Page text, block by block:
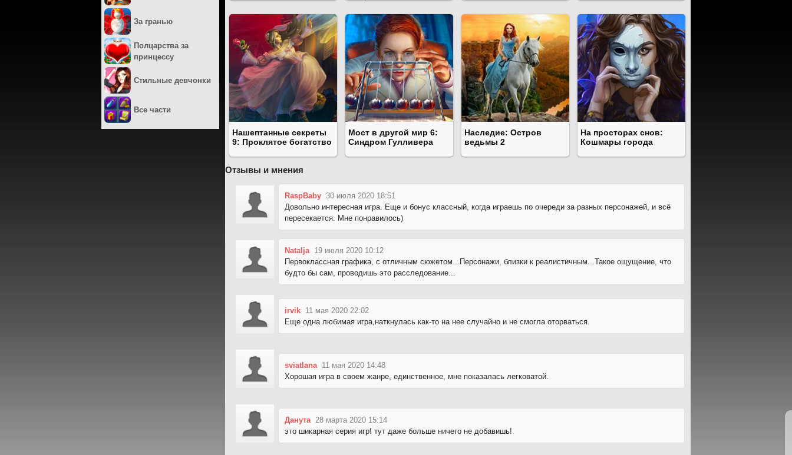
Нашептанные секреты
9: Проклятое богатство
Мост в другой мир 6:
Синдром Гулливера
Наследие: Остров
ведьмы 2
На просторах снов:
Кошмары города
Отзывы и мнения
RaspBaby 30 июля 2020 18:51
Довольно интересная игра. Еще и бонус классный, когда играешь по очереди за разных персонажей, и всё
пересекается. Мне понравилось)
Natalja 19 июля 2020 10:12
Первоклассная графика, с отличным сюжетом...Персонажи, близки к реалистичным...Такое ощущение, что
будто бы сам, проводишь это расследование...
irvik 11 мая 2020 22:02
Еще одна любимая игра,наткнулась как-то на нее случайно и не смогла оторваться.
sviatlana 11 мая 2020 14:48
Хорошая игра в своем жанре, единственное, мне показалась легковатой.
Данута 28 марта 2020 15:14
это шикарная серия игр! тут даже больше ничего не добавишь!
За гранью
Полцарства за
принцессу
Стильные девчонки
Все части